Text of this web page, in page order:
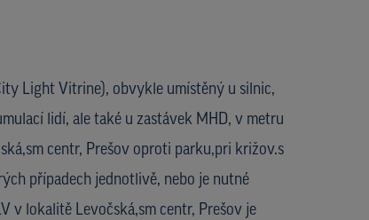
Light Vitrine), obvykle umístěný u silnic,
lidí, ale také u zastávek MHD, v metru
centr, Prešov oproti parku,pri križov.s
případech jednotlivě, nebo je nutné
v lokalitě Levočská,sm centr, Prešov je